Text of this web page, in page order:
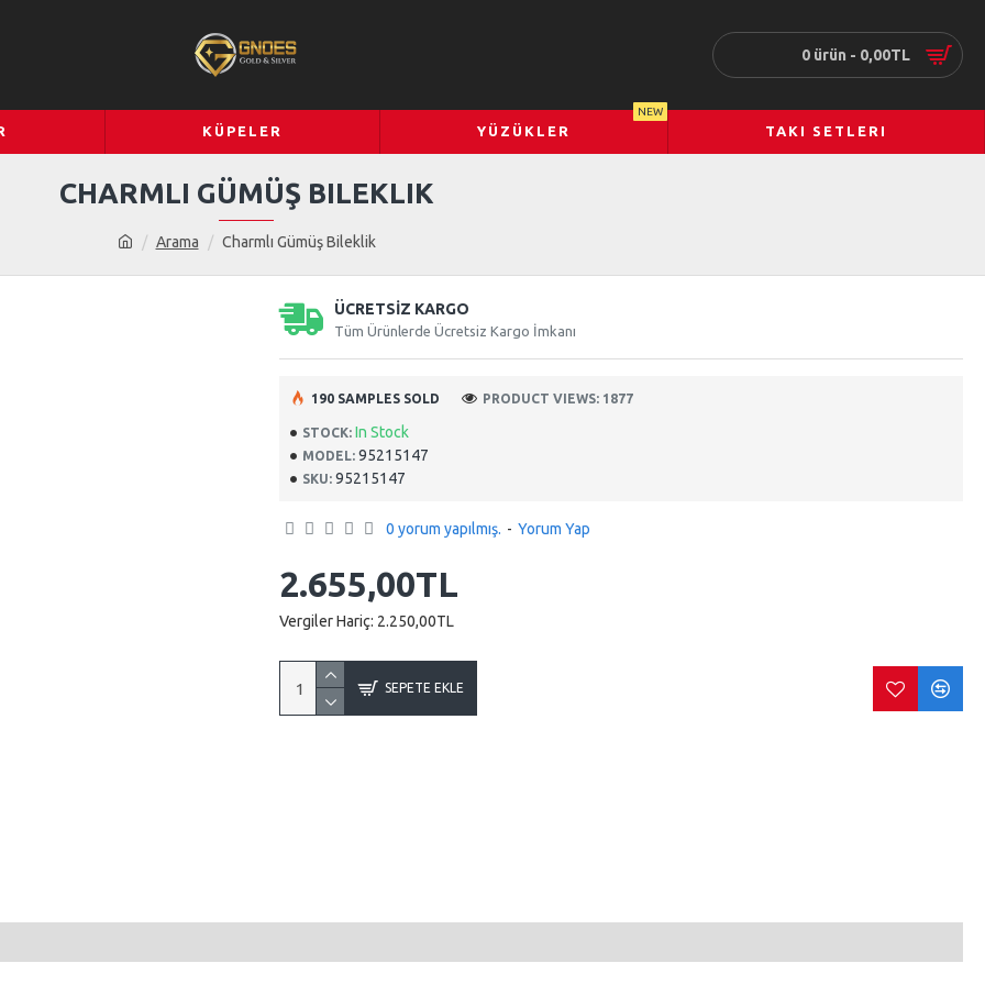
0 ürün - 0,00TL
KÜPELER YÜZÜKLER
NEW
TAKI SETLERI
Arama Charmlı Gümüş Bileklik
CHARMLI GÜMÜŞ BILEKLIK
ÜCRETSİZ KARGO
Tüm Ürünlerde Ücretsiz Kargo İmkanı
STOCK: In Stock
MODEL: 95215147
SKU: 95215147
190 SAMPLES SOLD PRODUCT VIEWS: 1877
0 yorum yapılmış. - Yorum Yap
2.655,00TL
Vergiler Hariç: 2.250,00TL
SEPETE EKLE